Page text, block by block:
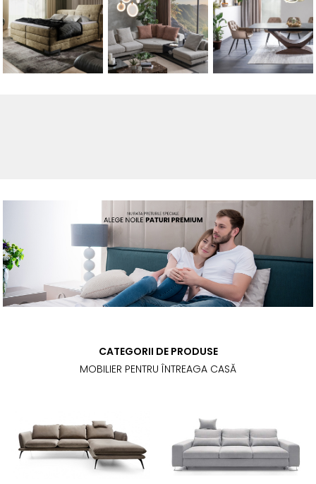
CATEGORII DE PRODUSE
MOBILIER PENTRU ÎNTREAGA CASĂ